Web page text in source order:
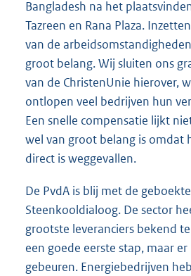
Bangladesh na het
Tazreen en Rana Plaza.
van de
groot belang. Wij sluiten ons
van de ChristenUnie hierover,
ontlopen veel bedrijven hun
Een snelle compensatie lijkt
wel van groot belang is omdat
direct is weggevallen.
De PvdA is blij met de
Steenkooldialoog. De sector
grootste leveranciers bekend
een goede eerste stap, maar
gebeuren. Energiebedrijven